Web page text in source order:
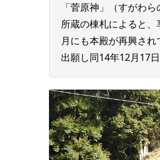
「菅原神」（すがわ
所蔵の棟札によると
月にも本殿が再興さ
出願し同14年12月17